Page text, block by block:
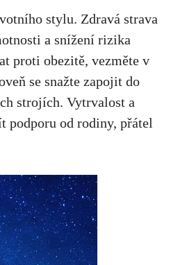
stylu. Zdravá ​strava⁢
a snížení rizika
proti obezitě, ⁢vezměte v⁣
se ‍snažte zapojit do
strojích. Vytrvalost a
podporu od rodiny, přátel